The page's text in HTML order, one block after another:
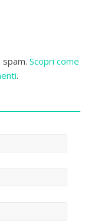
spam.Scopri come
.